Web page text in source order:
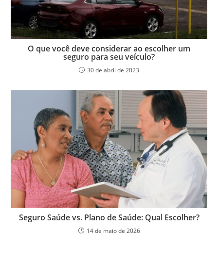
O que você deve considerar ao escolher um
seguro para seu veículo?
30 de abril de 2023
Seguro Saúde vs. Plano de Saúde: Qual Escolher?
14 de maio de 2026